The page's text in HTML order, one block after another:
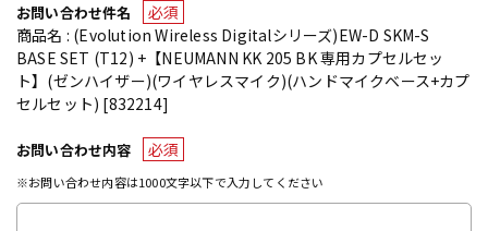
お問い合わせ件名
必須
商品名 : (Evolution Wireless Digitalシリーズ)EW-D SKM-S
BASE SET (T12) +【NEUMANN KK 205 BK 専用カプセルセッ
ト】(ゼンハイザー)(ワイヤレスマイク)(ハンドマイクベース+カプ
セルセット) [832214]
お問い合わせ内容 必須
※お問い合わせ内容は1000文字以下で入力してください